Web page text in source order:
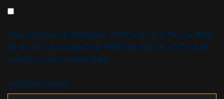
SALVEAZĂ-MI NUMELE, EMAILUL ȘI SITE-UL WEB
ÎN ACEST NAVIGATOR PENTRU DATA VIITOARE
CÂND O SĂ COMENTEZ.
COMENTARIU *